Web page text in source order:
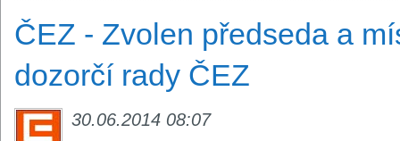
ČEZ - Zvolen předseda a
dozorčí rady ČEZ
30.06.2014 08:07